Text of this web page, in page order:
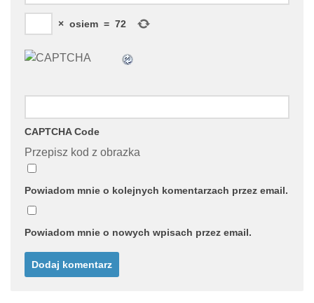
× osiem = 72
CAPTCHA Code
Przepisz kod z obrazka
Powiadom mnie o kolejnych komentarzach przez email.
Powiadom mnie o nowych wpisach przez email.